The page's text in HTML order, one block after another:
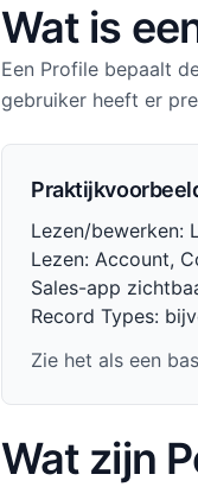
Wat is
Een Profile bepaalt
gebruiker heeft er
Lezen/bewerken:
Lezen: Account,
Sales-app
Record Types:
Zie het als een
Wat zijn